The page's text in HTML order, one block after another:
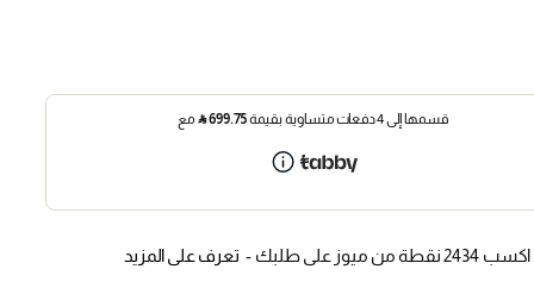
قسمها إلى 4 دفعات متساوية بقيمة 699.75
⃁ مع
اكسب 2434 نقطة من ميوز على طلبك - تعرف على المزيد